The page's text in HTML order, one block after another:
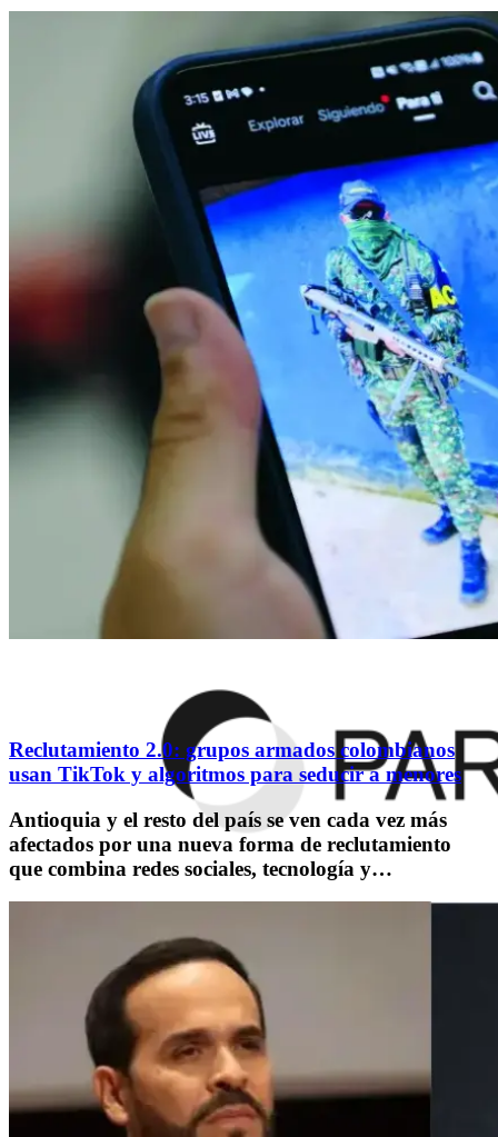
Reclutamiento 2.0: grupos armados colombianos
usan TikTok y algoritmos para seducir a menores
Antioquia y el resto del país se ven cada vez más
afectados por una nueva forma de reclutamiento
que combina redes sociales, tecnología y…